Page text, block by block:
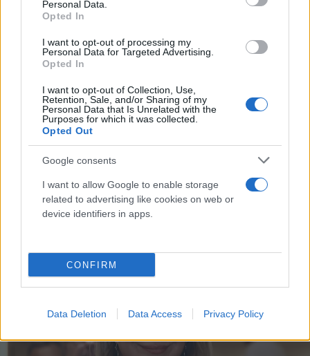
Personal Data.
Opted In
I want to opt-out of processing my
Personal Data for Targeted Advertising.
Opted In
I want to opt-out of Collection, Use,
Retention, Sale, and/or Sharing of my
Personal Data that Is Unrelated with the
Purposes for which it was collected.
Opted Out
Google consents
I want to allow Google to enable storage
related to advertising like cookies on web or
device identifiers in apps.
CONFIRM
Data Deletion Data Access Privacy Policy
ΠΑΟΚ - Άντερλεχτ 0-1: «Πλήρωσε» το γρήγορο
γκολ και την αστοχία του από την άσπρη βούλα